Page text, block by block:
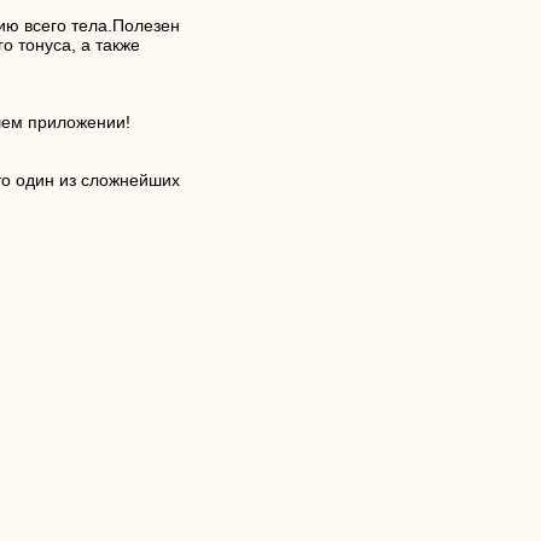
всего тела.Полезен
тонуса, а также
приложении!
один из сложнейших